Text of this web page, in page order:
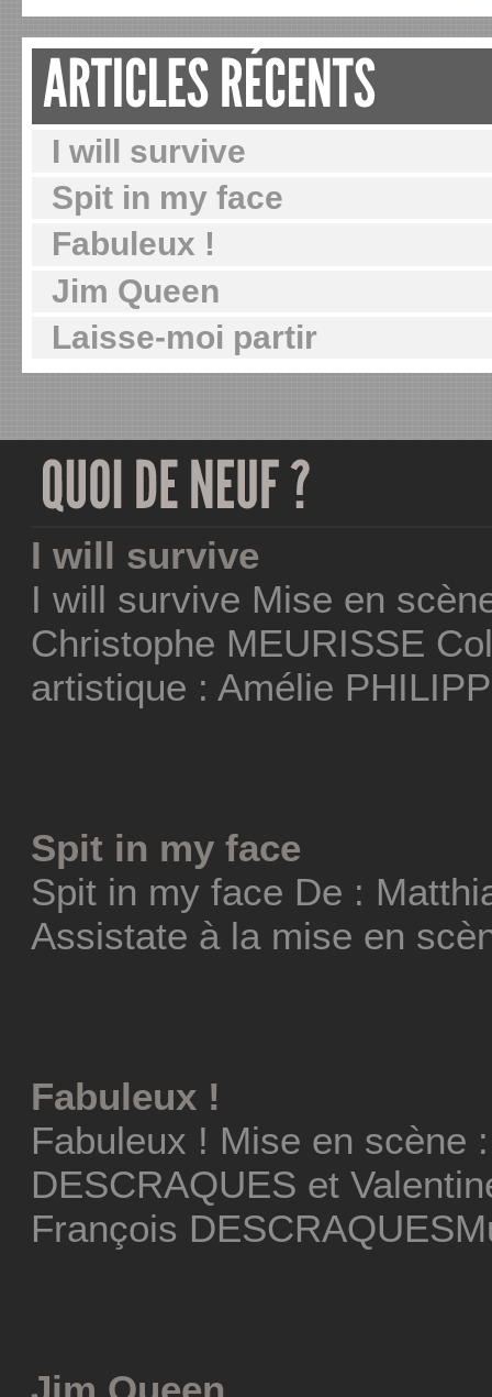
I will survive
Spit in my face
Fabuleux !
Jim Queen
Laisse-moi partir
I will survive
I will survive Mise en
Christophe MEURISSE
artistique : Amélie
Spit in my face
Spit in my face De :
Assistate à la mise en
Fabuleux !
Fabuleux ! Mise en scène
DESCRAQUES et
François
Jim Queen